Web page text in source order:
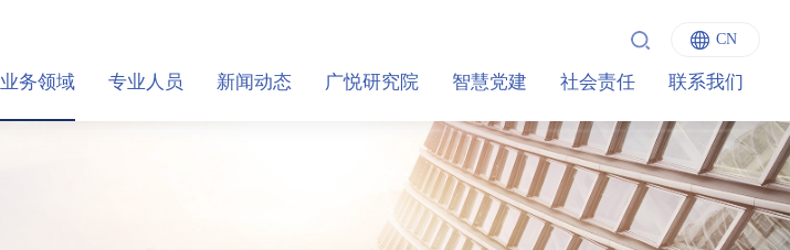
业务领域 专业人员 新闻动态 广悦研究院 智慧党建 社会责任 联系我们
CN
English
Italiano
Français